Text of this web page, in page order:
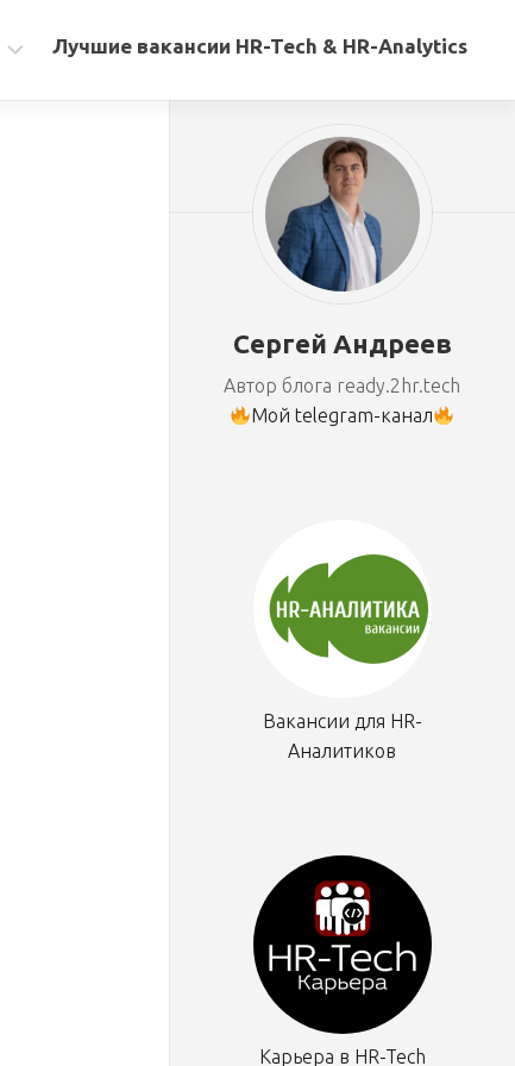
Лучшие вакансии HR-Tech & HR-Analytics
Сергей Андреев
Автор блога ready.2hr.tech
Мой telegram-канал
Вакансии для HR-
Аналитиков
Карьера в HR-Tech